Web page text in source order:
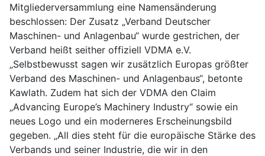
Mitgliederversammlung eine Namensänderung
beschlossen: Der Zusatz „Verband Deutscher
Maschinen- und Anlagenbau“ wurde gestrichen, der
Verband heißt seither offiziell VDMA e.V.
„Selbstbewusst sagen wir zusätzlich Europas größter
Verband des Maschinen- und Anlagenbaus“, betonte
Kawlath. Zudem hat sich der VDMA den Claim
„Advancing Europe’s Machinery Industry“ sowie ein
neues Logo und ein moderneres Erscheinungsbild
gegeben. „All dies steht für die europäische Stärke des
Verbands und seiner Industrie, die wir in den